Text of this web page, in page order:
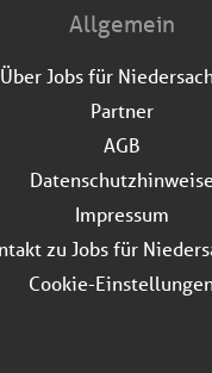
Allgemein
Über Jobs für
Partner
AGB
Datenschutzhinweise
Impressum
zu Jobs für
Cookie-